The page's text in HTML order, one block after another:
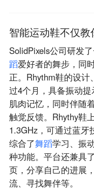
智能运动鞋不仅
SolidPixels公司研发
蹈爱好者的舞步，同
正。Rhythm鞋的设
过4个月，具备振动
肌肉记忆，同时伴随
触觉反馈。Rhythy鞋
1.3GHz，可通过蓝牙
综合了舞蹈学习、振
种功能。平台还兼具
页，分享自己的进展
流、寻找舞伴等。